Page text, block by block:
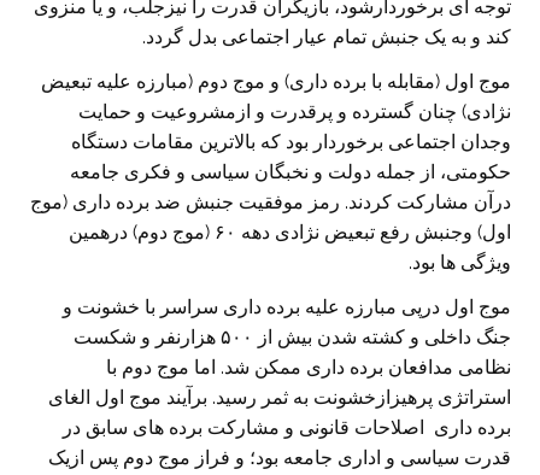
توجه ای برخوردارشود، بازیگران قدرت را نیزجلب، و یا منزوی
کند و به یک جنبش تمام عیار اجتماعی بدل گردد.
موج اول (مقابله با برده داری) و موج دوم (مبارزه علیه تبعیض
نژادی) چنان گسترده و پرقدرت و ازمشروعیت و حمایت
وجدان اجتماعی برخوردار بود که بالاترین مقامات دستگاه
حکومتی، از جمله دولت و نخبگان سیاسی و فکری جامعه
درآن مشارکت کردند. رمز موفقیت جنبش ضد برده داری (موج
اول) وجنبش رفع تبعیض نژادی دهه ۶۰ (موج دوم) درهمین
ویژگی ها بود.
موج اول درپی مبارزه علیه برده داری سراسر با خشونت و
جنگ داخلی و کشته شدن بیش از ۵۰۰ هزارنفر و شکست
نظامی مدافعان برده داری ممکن شد. اما موج دوم با
استراتژی پرهیزازخشونت به ثمر رسید. برآیند موج اول الغای
برده داری اصلاحات قانونی و مشارکت برده های سابق در
قدرت سیاسی و اداری جامعه بود؛ و فراز موج دوم پس ازیک